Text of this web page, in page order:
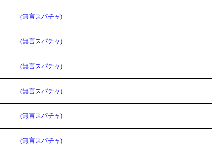
(無言スパチャ)
(無言スパチャ)
(無言スパチャ)
(無言スパチャ)
(無言スパチャ)
(無言スパチャ)